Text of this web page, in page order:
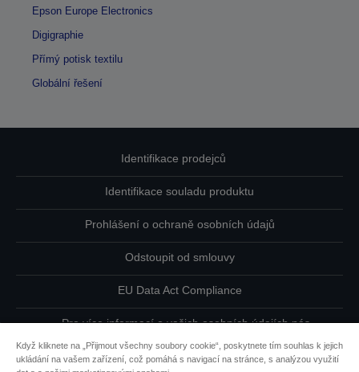
Epson Europe Electronics
Digigraphie
Přímý potisk textilu
Globální řešení
Identifikace prodejců
Identifikace souladu produktu
Prohlášení o ochraně osobních údajů
Odstoupit od smlouvy
EU Data Act Compliance
Pro více informací o vašich osobních údajích nás
Když kliknete na „Přijmout všechny soubory cookie“, poskytnete tím souhlas k jejich
ukládání na vašem zařízení, což pomáhá s navigací na stránce, s analýzou využití